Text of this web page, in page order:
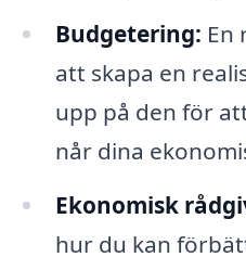
Budgetering: En
att skapa en
upp på den för
når dina
Ekonomisk
hur du kan